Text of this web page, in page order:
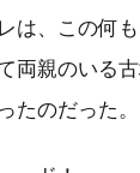
は、この何
両親のいる
たのだった。